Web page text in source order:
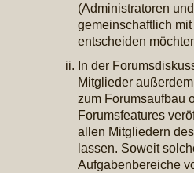
(Administratoren
gemeinschaftlich
entscheiden
In der
Mitglieder
zum Forumsaufbau
Forumsfeatures
allen Mitgliedern
lassen. Soweit
Aufgabenbereiche